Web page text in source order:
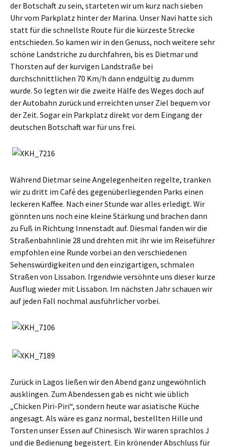
der Botschaft zu sein, starteten wir um kurz nach sieben
Uhr vom Parkplatz hinter der Marina. Unser Navi hatte sich
statt für die schnellste Route für die kürzeste Strecke
entschieden. So kamen wir in den Genuss, noch weitere sehr
schöne Landstriche zu durchfahren, bis es Dietmar und
Thorsten auf der kurvigen Landstraße bei
durchschnittlichen 70 Km/h dann endgültig zu dumm
wurde. So legten wir die zweite Hälfe des Weges doch auf
der Autobahn zurück und erreichten unser Ziel bequem vor
der Zeit. Sogar ein Parkplatz direkt vor dem Eingang der
deutschen Botschaft war für uns frei.
Während Dietmar seine Angelegenheiten regelte, tranken
wir zu dritt im Café des gegenüberliegenden Parks einen
leckeren Kaffee. Nach einer Stunde war alles erledigt. Wir
gönnten uns noch eine kleine Stärkung und brachen dann
zu Fuß in Richtung Innenstadt auf. Diesmal fanden wir die
Straßenbahnlinie 28 und drehten mit ihr wie im Reiseführer
empfohlen eine Runde vorbei an den verschiedenen
Sehenswürdigkeiten und den einzigartigen, schmalen
Straßen von Lissabon. Irgendwie versöhnte uns dieser kurze
Ausflug wieder mit Lissabon. Im nächsten Jahr schauen wir
auf jeden Fall nochmal ausführlicher vorbei.
Zurück in Lagos ließen wir den Abend ganz ungewöhnlich
ausklingen. Zum Abendessen gab es nicht wie üblich
„Chicken Piri-Piri“, sondern heute war asiatische Küche
angesagt. Als wäre es ganz normal, bestellten Hille und
Torsten unser Essen auf Chinesisch. Wir waren sprachlos J
und die Bedienung begeistert. Ein krönender Abschluss für